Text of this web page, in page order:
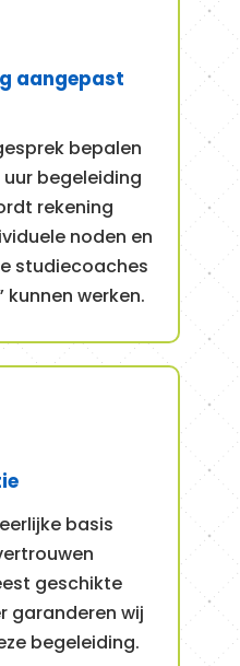
aangepast
bepalen
begeleiding
rekening
noden en
studiecoaches
werken.
basis
geschikte
garanderen wij
begeleiding.